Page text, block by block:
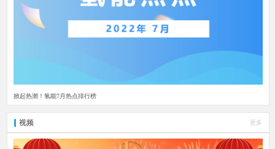
掀起热潮！氢能7月热点排行榜
视频 更多